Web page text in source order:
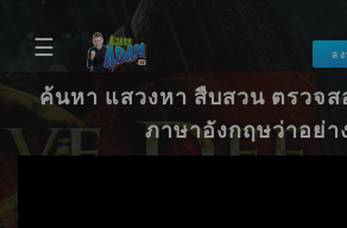
☰ ล
ค้นหา แสวงหา สืบสวน ตรวจ
ภาษาอังกฤษว่าอย่า